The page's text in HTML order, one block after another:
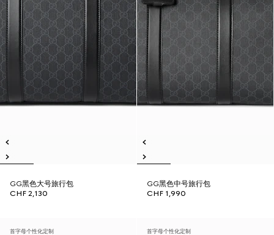
GG黑色大号旅行包
CHF 2,130
GG黑色中号旅行包
CHF 1,990
首字母个性化定制 首字母个性化定制